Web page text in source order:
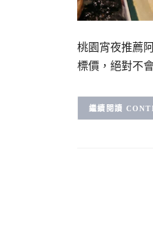
桃園宵夜推薦
標價，絕對不